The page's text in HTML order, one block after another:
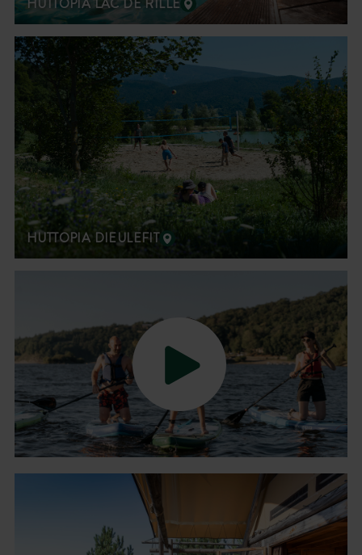
HUTTOPIA LAC DE RILLÉ
HUTTOPIA DIEULEFIT